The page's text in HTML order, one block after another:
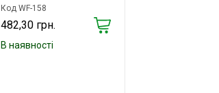
Код WF-158
482,30 грн.
В наявності